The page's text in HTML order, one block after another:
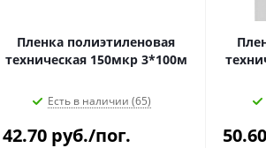
Пленка полиэтиленовая
техническая 150мкр 3*100м
Есть в наличии (65)
42.70 руб./пог. 50.60